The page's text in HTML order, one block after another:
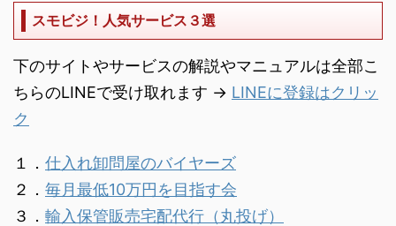
スモビジ！人気サービス３選
下のサイトやサービスの解説やマニュアルは全部こ
ちらのLINEで受け取れます → LINEに登録はクリッ
ク
１． 仕入れ卸問屋のバイヤーズ
２． 毎月最低10万円を目指す会
３． 輸入保管販売宅配代行（丸投げ）